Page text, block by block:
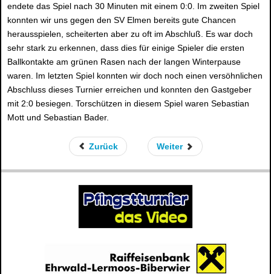
endete das Spiel nach 30 Minuten mit einem 0:0. Im zweiten Spiel
konnten wir uns gegen den SV Elmen bereits gute Chancen
herausspielen, scheiterten aber zu oft im Abschluß. Es war doch
sehr stark zu erkennen, dass dies für einige Spieler die ersten
Ballkontakte am grünen Rasen nach der langen Winterpause
waren. Im letzten Spiel konnten wir doch noch einen versöhnlichen
Abschluss dieses Turnier erreichen und konnten den Gastgeber
mit 2:0 besiegen. Torschützen in diesem Spiel waren Sebastian
Mott und Sebastian Bader.
Zurück Weiter